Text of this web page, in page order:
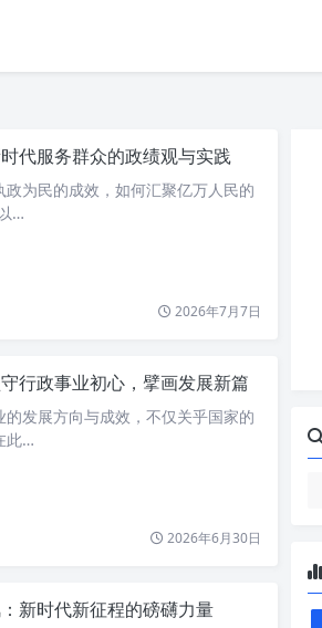
代服务群众的政绩观与实践
为民的成效，如何汇聚亿万人民的
…
2026年7月7日
行政事业初心，擘画发展新篇
发展方向与成效，不仅关乎国家的
此…
2026年6月30日
新时代新征程的磅礴力量